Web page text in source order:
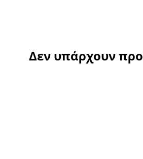
Δεν υπάρχουν